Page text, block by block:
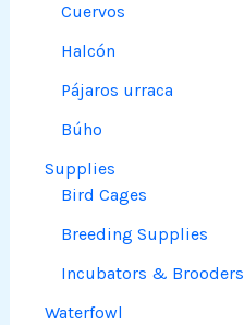
Cuervos
Halcón
Pájaros urraca
Búho
Supplies
Bird Cages
Breeding Supplies
Incubators & Brooders
Waterfowl